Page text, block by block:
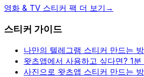
영화 & TV 스티커 팩 더 보기 →
스티커 가이드
나만의 텔레그램 스티커 만드는
왓츠앱에서 사용하고 싶다면? 1
사진으로 왓츠앱 스티커 만드는